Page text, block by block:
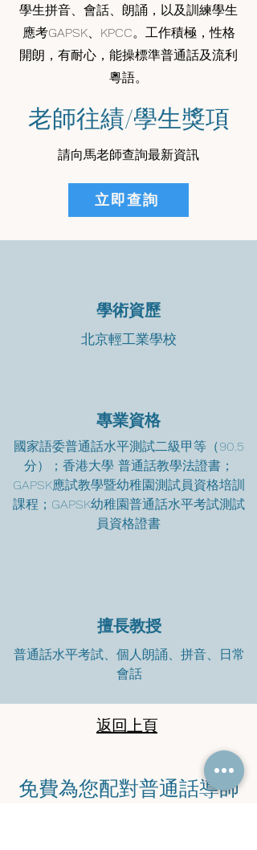
學生拼音、會話、朗誦，以及訓練學生
應考GAPSK、KPCC。工作積極，性格
開朗，有耐心，能操標準普通話及流利
粵語。
老師往績/學生獎項
請向馬老師查詢最新資訊
立即查詢
學術資歷
北京輕工業學校
專業資格
國家語委普通話水平測試二級甲等（90.5
分）；香港大學 普通話教學法證書；
GAPSK應試教學暨幼稚園測試員資格培訓
課程；GAPSK幼稚園普通話水平考試測試
員資格證書
擅長教授
普通話水平考試、個人朗誦、拼音、日常
會話
返回上頁
​免費為您配對普通話導師